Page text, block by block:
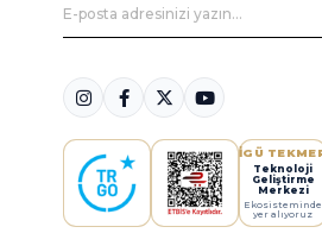
İGÜ
Teknoloji
Geliştirme
Merkezi
Ekosisteminde
yer alıyoruz